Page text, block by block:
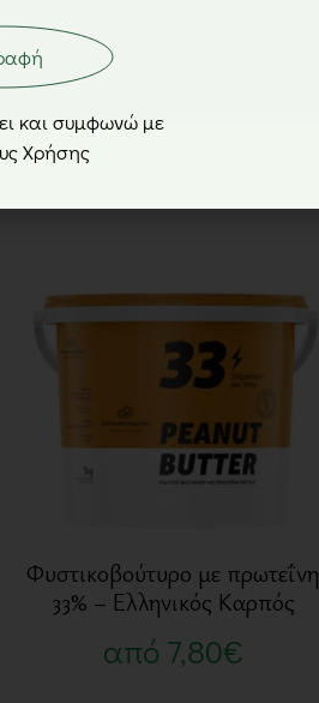
Φυστικοβούτυρο με πρωτεΐνη
33% – Ελληνικός Καρπός
από 7,80€
και συμφωνώ με
Χρήσης